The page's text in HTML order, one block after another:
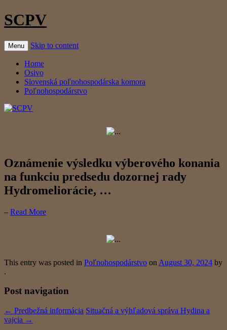
SCPV
Menu Skip to content
Home
Osivo
Slovenská poľnohospodárska komora
Poľnohospodárstvo
Oznámenie výsledku výberového konania
na funkciu predsedu dozornej rady
Hydromeliorácie, …
– Read More
This entry was posted in Poľnohospodárstvo on August 30, 2024 by
.
Post navigation
← Predbežná informácia Situačná a výhľadová správa Hydina a
vajcia →